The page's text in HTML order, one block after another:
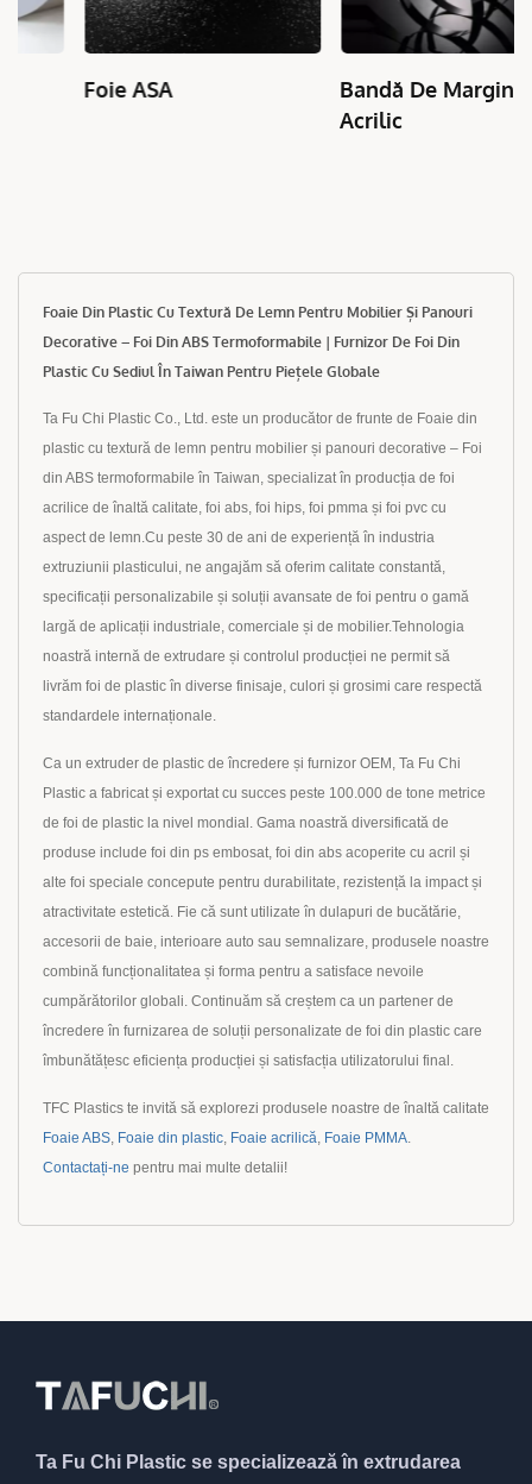
Foie ASA
Bandă De Margine Din
Foaie Din Plastic Cu Textură De Lemn Pentru Mobilier Și Panouri
Decorative – Foi Din ABS Termoformabile | Furnizor De Foi Din
Plastic Cu Sediul În Taiwan Pentru Piețele Globale
Ta Fu Chi Plastic Co., Ltd. este un producător de frunte de Foaie din
plastic cu textură de lemn pentru mobilier și panouri decorative – Foi
din ABS termoformabile în Taiwan, specializat în producția de foi
acrilice de înaltă calitate, foi abs, foi hips, foi pmma și foi pvc cu
aspect de lemn.Cu peste 30 de ani de experiență în industria
extruziunii plasticului, ne angajăm să oferim calitate constantă,
specificații personalizabile și soluții avansate de foi pentru o gamă
largă de aplicații industriale, comerciale și de mobilier.Tehnologia
noastră internă de extrudare și controlul producției ne permit să
livrăm foi de plastic în diverse finisaje, culori și grosimi care respectă
standardele internaționale.
Ca un extruder de plastic de încredere și furnizor OEM, Ta Fu Chi
Plastic a fabricat și exportat cu succes peste 100.000 de tone metrice
de foi de plastic la nivel mondial. Gama noastră diversificată de
produse include foi din ps embosat, foi din abs acoperite cu acril și
alte foi speciale concepute pentru durabilitate, rezistență la impact și
atractivitate estetică. Fie că sunt utilizate în dulapuri de bucătărie,
accesorii de baie, interioare auto sau semnalizare, produsele noastre
combină funcționalitatea și forma pentru a satisface nevoile
cumpărătorilor globali. Continuăm să creștem ca un partener de
încredere în furnizarea de soluții personalizate de foi din plastic care
îmbunătățesc eficiența producției și satisfacția utilizatorului final.
TFC Plastics te invită să explorezi produsele noastre de înaltă calitate
Foaie ABS, Foaie din plastic, Foaie acrilică, Foaie PMMA.
Contactați-ne pentru mai multe detalii!
Ta Fu Chi Plastic se specializează în extrudarea